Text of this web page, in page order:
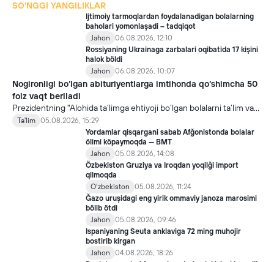
SO'NGGI YANGILIKLAR
Ijtimoiy tarmoqlardan foydalanadigan bolalarning
baholari yomonlaşadi – tadqiqot
Jahon
06.08.2026, 12:10
Rossiyaning Ukrainaga zarbalari oqibatida 17 kişini
halok böldi
Jahon
06.08.2026, 10:07
Nogironligi bo‘lgan abituriyentlarga imtihonda qo‘shimcha 50
foiz vaqt beriladi
Prezidentning "Alohida ta’limga ehtiyoji bo‘lgan bolalarni ta’lim va
ijtimoiy xizmatlar bilan qamrab olish tizimini takomillashtirish
bo‘yicha qo‘shimcha chora-tadbirlar to‘g‘risida"gi qarori bilan
inklyuziv ta’lim sohasida qator yangi mexanizmlar joriy etilmoqda.
Ta'lim 05.08.2026, 15:29
Yordamlar qisqargani sabab Afğonistonda bolalar
ölimi köpaymoqda — BMT
Jahon
05.08.2026, 14:08
Özbekiston Gruziya va Iroqdan yoqilği import
qilmoqda
Oʻzbekiston
05.08.2026, 11:24
Ğazo uruşidagi eng yirik ommaviy janoza marosimi
bölib ötdi
Jahon
05.08.2026, 09:46
Ispaniyaning Seuta anklaviga 72 ming muhojir
bostirib kirgan
Jahon
04.08.2026, 18:26